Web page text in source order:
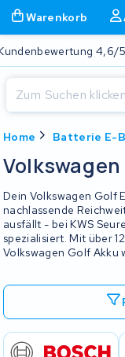
Warenkorb
4,6/5
Home Batterie E-
Dein Volkswagen Golf
nachlassende
ausfällt - bei KWS
spezialisiert. Mit über
Volkswagen Golf Akku
Immer eine
Beginnen Sie mit